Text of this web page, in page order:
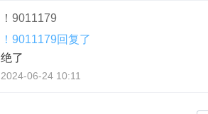
！9011179
！9011179回复了
绝了
2024-06-24 10:11